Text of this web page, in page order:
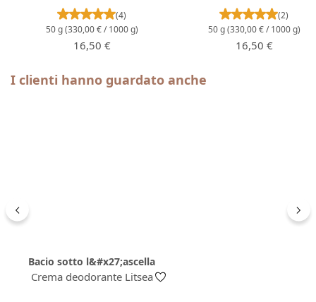
Valutazione media di 5 su 5 stelle
(4)
50 g(330,00 € / 1000 g)
Prezzo normale:
16,50 €
Valutazione
(2)
50 g(330,00 € / 1000 g)
Prezzo normale:
16,50 €
Salta la galleria dei prodotti
I clienti hanno guardato anche
Bacio sotto l&#x27;ascella
Crema deodorante Litsea